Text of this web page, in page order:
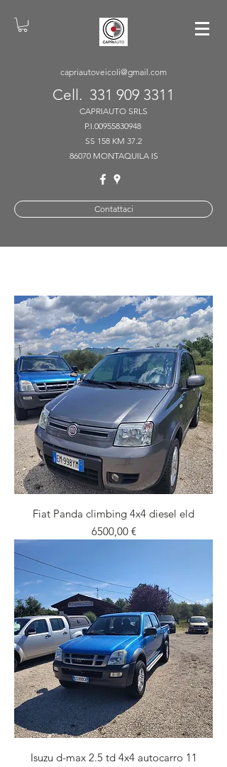
capriautoveicoli@gmail.com
Cell. 331 909 3311
CAPRIAUTO SRLS
P.I.00955830948
SS 158 KM 37.2
86070 MONTAQUILA IS
Contattaci
Fiat Panda climbing 4x4 diesel eld
Prezzo
6500,00 €
Isuzu d-max 2.5 td 4x4 autocarro 11